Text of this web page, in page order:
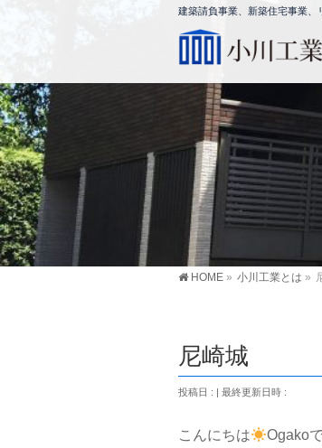
建築請負事業、新築住宅事業、
HOME » 小川工業とは »
尼崎城
投稿日 : 最終更新日時 :
こんにちは Ogako